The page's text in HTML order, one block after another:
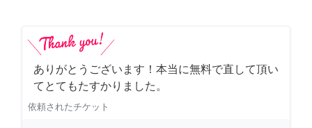
ありがとうございます！本当に無料で直して頂い
てとてもたすかりました。
依頼されたチケット